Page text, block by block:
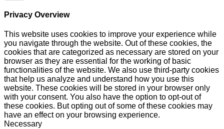
Privacy Overview
This website uses cookies to improve your experience while
you navigate through the website. Out of these cookies, the
cookies that are categorized as necessary are stored on your
browser as they are essential for the working of basic
functionalities of the website. We also use third-party cookies
that help us analyze and understand how you use this
website. These cookies will be stored in your browser only
with your consent. You also have the option to opt-out of
these cookies. But opting out of some of these cookies may
have an effect on your browsing experience.
Necessary